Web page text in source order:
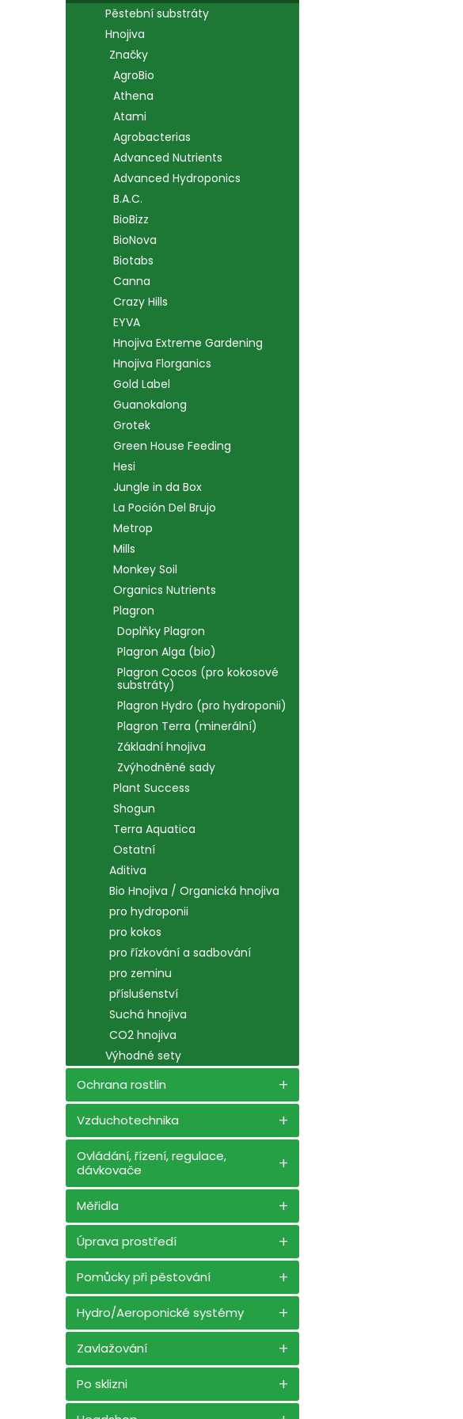
Pěstební substráty
Hnojiva
Značky
AgroBio
Athena
Atami
Agrobacterias
Advanced Nutrients
Advanced Hydroponics
B.A.C.
BioBizz
BioNova
Biotabs
Canna
Crazy Hills
EYVA
Hnojiva Extreme Gardening
Hnojiva Florganics
Gold Label
Guanokalong
Grotek
Green House Feeding
Hesi
Jungle in da Box
La Poción Del Brujo
Metrop
Mills
Monkey Soil
Organics Nutrients
Plagron
Doplňky Plagron
Plagron Alga (bio)
Plagron Cocos (pro kokosové
substráty)
Plagron Hydro (pro hydroponii)
Plagron Terra (minerální)
Základní hnojiva
Zvýhodněné sady
Plant Success
Shogun
Terra Aquatica
Ostatní
Aditiva
Bio Hnojiva / Organická hnojiva
pro hydroponii
pro kokos
pro řízkování a sadbování
pro zeminu
příslušenství
Suchá hnojiva
CO2 hnojiva
Výhodné sety
Ochrana rostlin
Vzduchotechnika
Ovládání, řízení, regulace,
dávkovače
Měřidla
Úprava prostředí
Pomůcky při pěstování
Hydro/Aeroponické systémy
Zavlažování
Po sklizni